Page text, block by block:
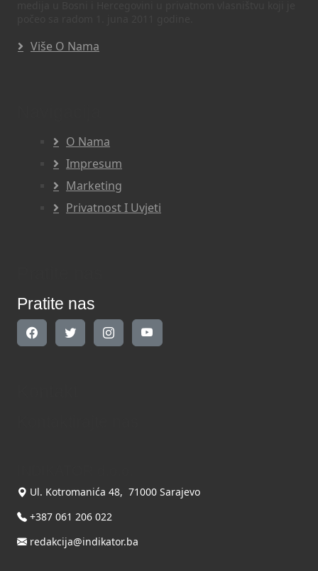
Više O Nama
O Nama
Impresum
Marketing
Privatnost I Uvjeti
Pratite nas
Ul. Kotromanića 48, 71000 Sarajevo
+387 061 206 022
redakcija@indikator.ba